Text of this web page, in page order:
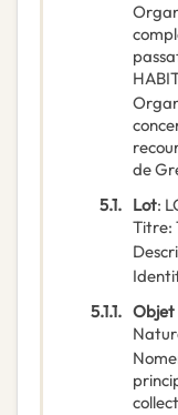
de
5.1. Lot:
Titre:
5.1.1. Objet